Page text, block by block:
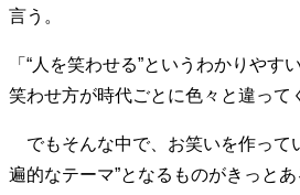
ライフスタイル・生き方
40代からの景色 50代のリアル
病が教えてくれたこと
移住という
熱狂できるもの
一生モノの愛用品
言う。
「“人を笑わせる”というわかりやす
笑わせ方が時代ごとに色々と違って
でもそんな中で、お笑いを作って
遍的なテーマ”となるものがきっと